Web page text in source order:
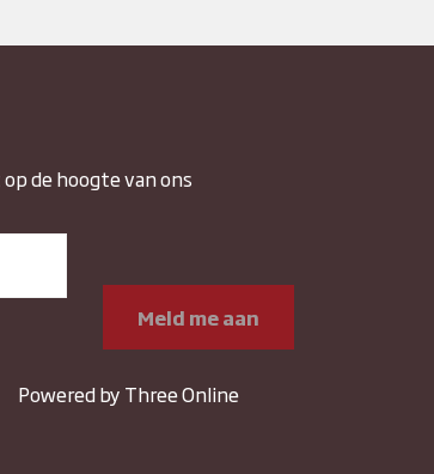
de hoogte van ons
Powered by Three Online